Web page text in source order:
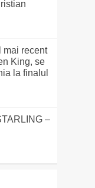
mai recent
King, se
la finalul
–